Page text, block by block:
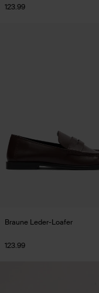
123.99
Braune Leder-Loafer
123.99